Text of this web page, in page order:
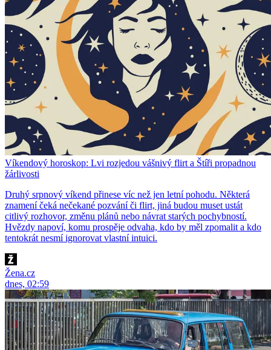
Víkendový horoskop: Lvi rozjedou vášnivý flirt a Štíři propadnou
žárlivosti
Druhý srpnový víkend přinese víc než jen letní pohodu. Některá
znamení čeká nečekané pozvání či flirt, jiná budou muset ustát
citlivý rozhovor, změnu plánů nebo návrat starých pochybností.
Hvězdy napoví, komu prospěje odvaha, kdo by měl zpomalit a kdo
tentokrát nesmí ignorovat vlastní intuici.
Žena.cz
dnes, 02:59